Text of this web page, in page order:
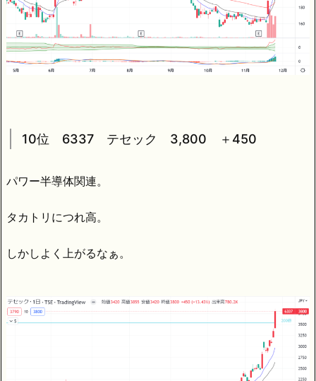
10位 6337 テセック 3,800 ＋450
パワー半導体関連。
タカトリにつれ高。
しかしよく上がるなぁ。